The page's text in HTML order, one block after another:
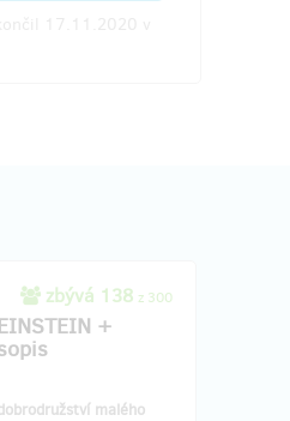
zbývá 138 z 300
+
malého